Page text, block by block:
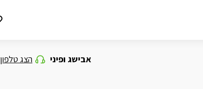
אבישג ופיני הצג טלפון